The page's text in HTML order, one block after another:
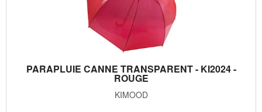
PARAPLUIE CANNE TRANSPARENT - KI2024 -
ROUGE
KIMOOD